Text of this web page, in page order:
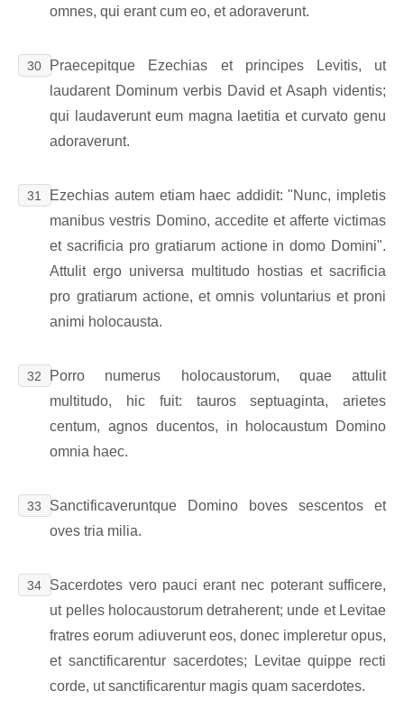
omnes, qui erant cum eo, et adoraverunt.
30
Praecepitque Ezechias et principes Levitis, ut
laudarent Dominum verbis David et Asaph videntis;
qui laudaverunt eum magna laetitia et curvato genu
adoraverunt.
31
Ezechias autem etiam haec addidit: "Nunc, impletis
manibus vestris Domino, accedite et afferte victimas
et sacrificia pro gratiarum actione in domo Domini".
Attulit ergo universa multitudo hostias et sacrificia
pro gratiarum actione, et omnis voluntarius et proni
animi holocausta.
32
Porro numerus holocaustorum, quae attulit
multitudo, hic fuit: tauros septuaginta, arietes
centum, agnos ducentos, in holocaustum Domino
omnia haec.
33
Sanctificaveruntque Domino boves sescentos et
oves tria milia.
34
Sacerdotes vero pauci erant nec poterant sufficere,
ut pelles holocaustorum detraherent; unde et Levitae
fratres eorum adiuverunt eos, donec impleretur opus,
et sanctificarentur sacerdotes; Levitae quippe recti
corde, ut sanctificarentur magis quam sacerdotes.